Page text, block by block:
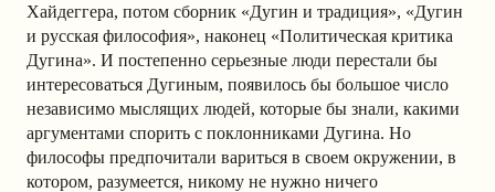
Хайдеггера, потом сборник «Дугин и традиция», «Дугин
и русская философия», наконец «Политическая критика
Дугина». И постепенно серьезные люди перестали бы
интересоваться Дугиным, появилось бы большое число
независимо мыслящих людей, которые бы знали, какими
аргументами спорить с поклонниками Дугина. Но
философы предпочитали вариться в своем окружении, в
котором, разумеется, никому не нужно ничего